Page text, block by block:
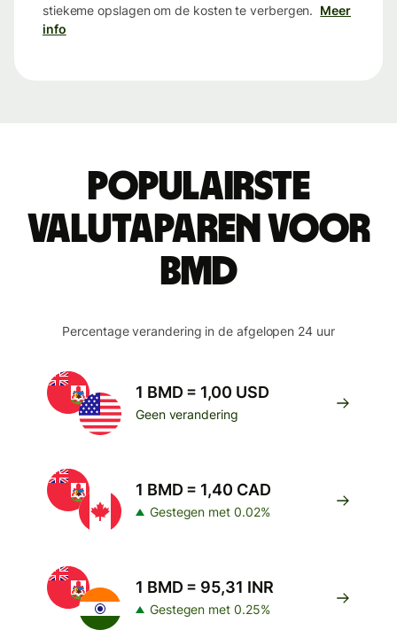
stiekeme opslagen om de kosten te verbergen. Meer
info
Populairste
valutaparen voor
BMD
Percentage verandering in de afgelopen 24 uur
1 BMD = 1,00 USD
Geen verandering
1 BMD = 1,40 CAD
Gestegen met 0.02%
1 BMD = 95,31 INR
Gestegen met 0.25%